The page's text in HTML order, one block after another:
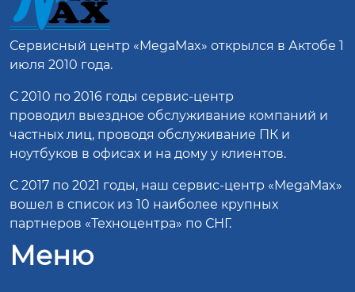
Сервисный центр «MegaMax» открылся в Актобе 1
июля 2010 года.
С 2010 по 2016 годы сервис-центр
проводил выездное обслуживание компаний и
частных лиц, проводя обслуживание ПК и
ноутбуков в офисах и на дому у клиентов.
С 2017 по 2021 годы, наш сервис-центр «MegaMax»
вошел в список из 10 наиболее крупных
партнеров «Техноцентра» по СНГ.
Меню